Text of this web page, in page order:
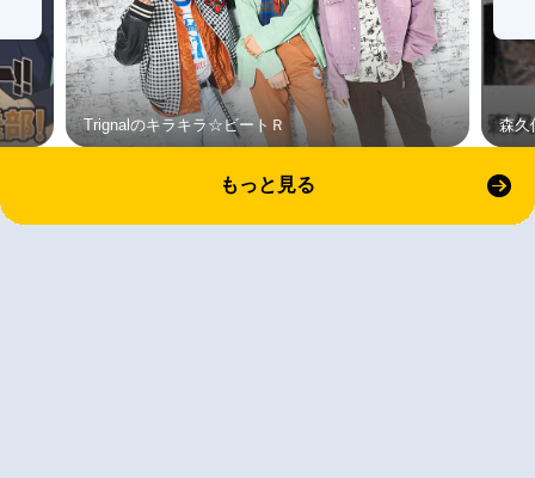
Trignalのキラキラ☆ビートＲ 森久
もっと見る